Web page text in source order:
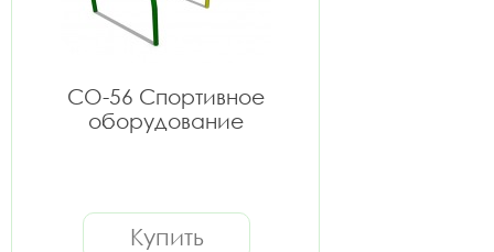
СО-56 Спортивное
оборудование
Купить